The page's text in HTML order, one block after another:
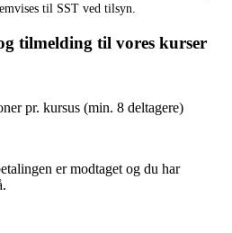
til SST ved tilsyn.
tilmelding til vores kurser
pr. kursus (min. 8 deltagere)
er modtaget og du har